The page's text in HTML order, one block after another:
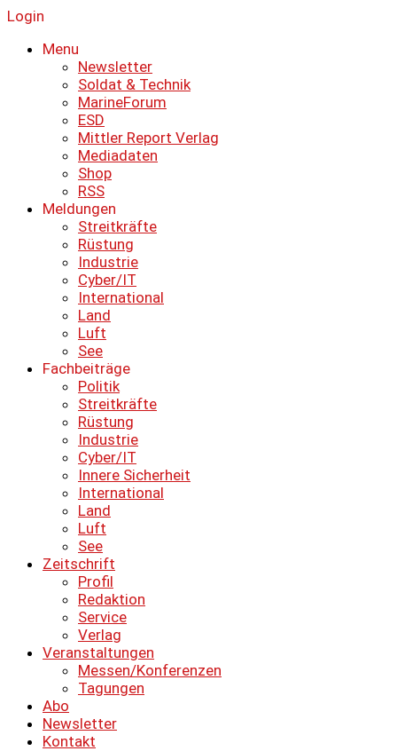
Login
Menu
Newsletter
Soldat & Technik
MarineForum
ESD
Mittler Report Verlag
Mediadaten
Shop
RSS
Meldungen
Streitkräfte
Rüstung
Industrie
Cyber/IT
International
Land
Luft
See
Fachbeiträge
Politik
Streitkräfte
Rüstung
Industrie
Cyber/IT
Innere Sicherheit
International
Land
Luft
See
Zeitschrift
Profil
Redaktion
Service
Verlag
Veranstaltungen
Messen/Konferenzen
Tagungen
Abo
Newsletter
Kontakt